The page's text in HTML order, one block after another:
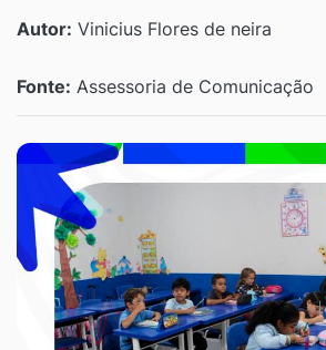
Autor: Vinicius Flores de neira
Fonte: Assessoria de Comunicação